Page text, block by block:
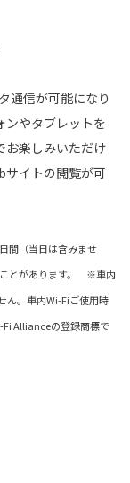
通信が可能になり
ンやタブレットを
お楽しみいただけ
サイトの閲覧が可
間（当日は含みませ
ことがあります。 ※車内
ん。車内Wi-Fiご使用時
Allianceの登録商標で